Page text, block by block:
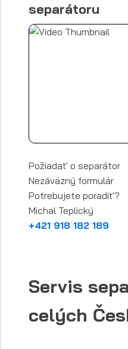
separátoru
Požiadať o separátor
Nezáväzný formulár
Potrebujete poradiť?
Michal Teplický
+421 918 182 189
Servis
celých